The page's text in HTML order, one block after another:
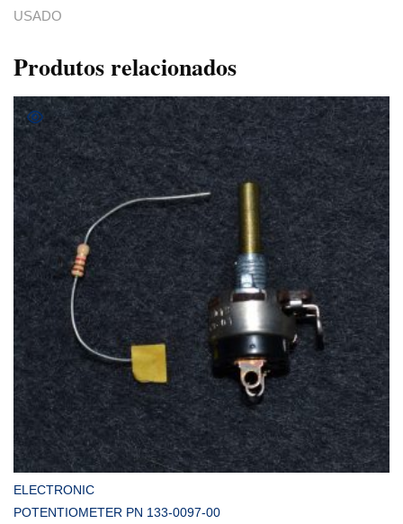
USADO
Produtos relacionados
COMPRAR
ELECTRONIC
POTENTIOMETER PN 133-0097-00